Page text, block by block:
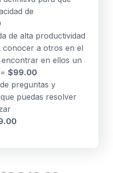
de
de alta productividad
conocer a otros en el
en ellos un
= $99.00
preguntas y
puedas resolver